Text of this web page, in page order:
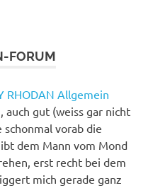
FORUM
RHODAN Allgemein
auch gut (weiss gar nicht
vorab die
dem Mann vom Mond
erst recht bei dem
mich gerade ganz